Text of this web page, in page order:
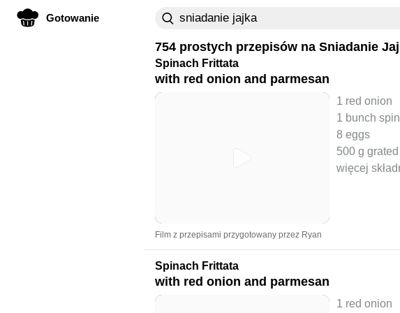
Gotowanie
754 prostych przepisów na Sniadanie
Spinach Frittata
with red onion and parmesan
1 red onion
1 bunch
8 eggs
500 g
więcej
Film z przepisami przygotowany przez Ryan
Spinach Frittata
with red onion and parmesan
1 red onion